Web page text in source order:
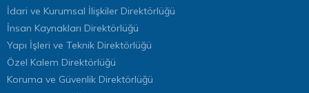
İdari ve Kurumsal İlişkiler Direktörlüğü
İnsan Kaynakları Direktörlüğü
Yapı İşleri ve Teknik Direktörlüğü
Özel Kalem Direktörlüğü
Koruma ve Güvenlik Direktörlüğü